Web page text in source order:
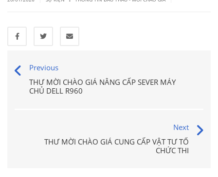
Previous
THƯ MỜI CHÀO GIÁ NÂNG CẤP SEVER MÁY
CHỦ DELL R960
Next
THƯ MỜI CHÀO GIÁ CUNG CẤP VẬT TƯ TỔ
CHỨC THI